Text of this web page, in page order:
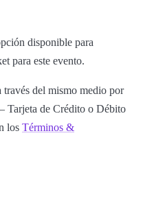
disponible para
para este evento.
través del mismo medio por
Tarjeta de Crédito o Débito
los Términos &